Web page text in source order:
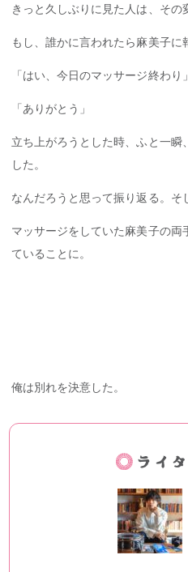
きっと久しぶりに見た人は、その
もし、誰かに言われたら麻美子に
「はい、今日のマッサージ終わり」
「ありがとう」
立ち上がろうとした時、ふと一
した。
なんだろうと思って振り返る。そ
マッサージをしていた麻美子の両
ていることに。
俺は別れを決意した。